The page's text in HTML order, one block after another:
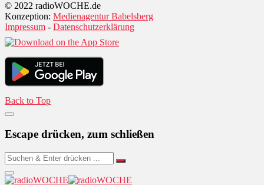
© 2022 radioWOCHE.de
Konzeption: Medienagentur Babelsberg
Impressum - Datenschutzerklärung
Back to Top
Escape drücken, zum schließen